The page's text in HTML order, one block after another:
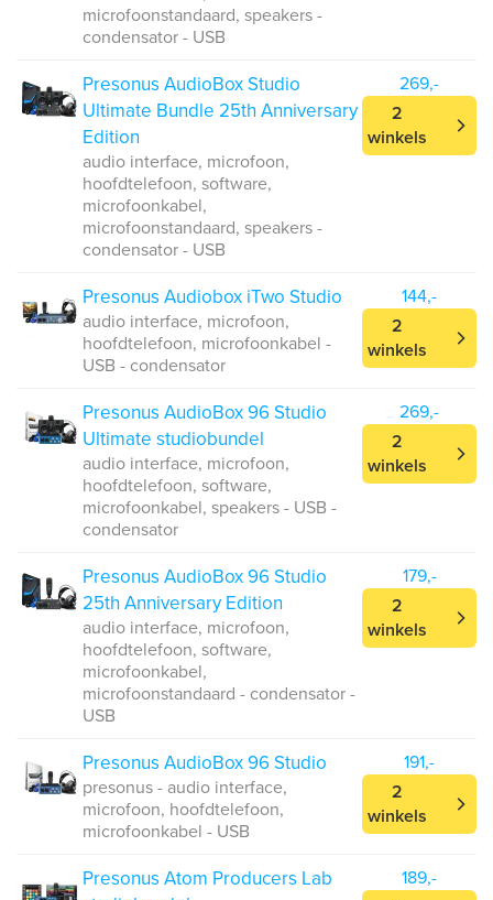
microfoonstandaard, speakers -
condensator - USB
Presonus AudioBox Studio
Ultimate Bundle 25th Anniversary
Edition
audio interface, microfoon,
hoofdtelefoon, software,
microfoonkabel,
microfoonstandaard, speakers -
condensator - USB
269,-
2
winkels
Presonus Audiobox iTwo Studio
audio interface, microfoon,
hoofdtelefoon, microfoonkabel -
USB - condensator
144,-
2
winkels
Presonus AudioBox 96 Studio
Ultimate studiobundel
audio interface, microfoon,
hoofdtelefoon, software,
microfoonkabel, speakers - USB -
condensator
269,-
2
winkels
Presonus AudioBox 96 Studio
25th Anniversary Edition
audio interface, microfoon,
hoofdtelefoon, software,
microfoonkabel,
microfoonstandaard - condensator -
USB
179,-
2
winkels
Presonus AudioBox 96 Studio
presonus - audio interface,
microfoon, hoofdtelefoon,
microfoonkabel - USB
191,-
2
winkels
Presonus Atom Producers Lab
189,-